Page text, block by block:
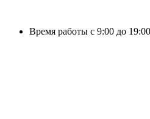
Время работы с 9:00 до